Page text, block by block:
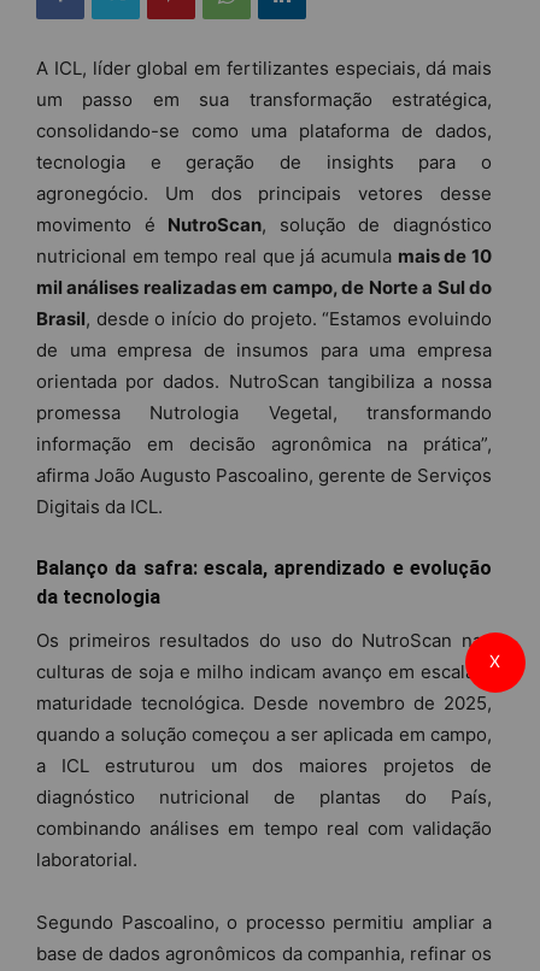
A ICL, líder global em fertilizantes especiais, dá mais
um passo em sua transformação estratégica,
consolidando-se como uma plataforma de dados,
tecnologia e geração de insights para o
agronegócio. Um dos principais vetores desse
movimento é NutroScan, solução de diagnóstico
nutricional em tempo real que já acumula mais de 10
mil análises realizadas em campo, de Norte a Sul do
Brasil, desde o início do projeto. “Estamos evoluindo
de uma empresa de insumos para uma empresa
orientada por dados. NutroScan tangibiliza a nossa
promessa Nutrologia Vegetal, transformando
informação em decisão agronômica na prática”,
afirma João Augusto Pascoalino, gerente de Serviços
Digitais da ICL.
Balanço da safra: escala, aprendizado e evolução
da tecnologia
Os primeiros resultados do uso do NutroScan nas
culturas de soja e milho indicam avanço em escala e
maturidade tecnológica. Desde novembro de 2025,
quando a solução começou a ser aplicada em campo,
a ICL estruturou um dos maiores projetos de
diagnóstico nutricional de plantas do País,
combinando análises em tempo real com validação
laboratorial.
Segundo Pascoalino, o processo permitiu ampliar a
base de dados agronômicos da companhia, refinar os
X